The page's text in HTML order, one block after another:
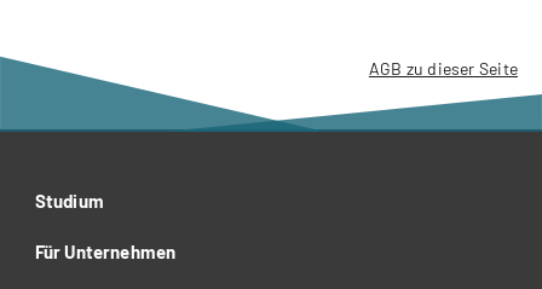
AGB zu dieser Seite
Studium
Für Unternehmen